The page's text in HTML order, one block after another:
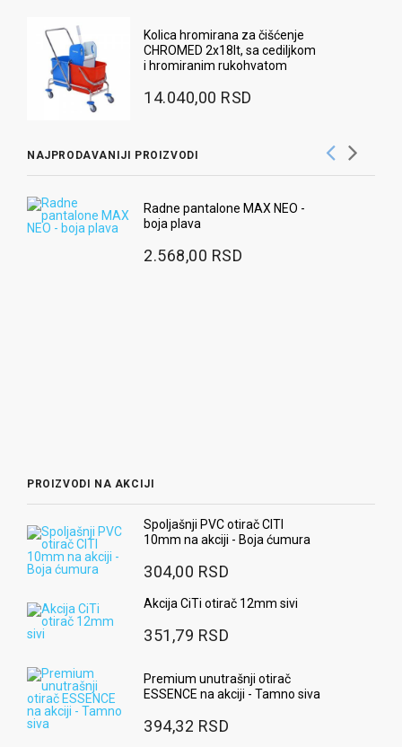
Kolica hromirana za čišćenje
CHROMED 2x18lt, sa cediljkom
i hromiranim rukohvatom
14.040,00 RSD
NAJPRODAVANIJI PROIZVODI
Radne pantalone MAX NEO -
boja plava
2.568,00 RSD
PROIZVODI NA AKCIJI
Spoljašnji PVC otirač CITI
10mm na akciji - Boja ćumura
304,00 RSD
Akcija CiTi otirač 12mm sivi
351,79 RSD
Premium unutrašnji otirač
ESSENCE na akciji - Tamno siva
394,32 RSD